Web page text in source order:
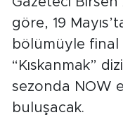
göre, 19
bölümüyle final
“Kıskanmak”
sezonda NOW
buluşacak.